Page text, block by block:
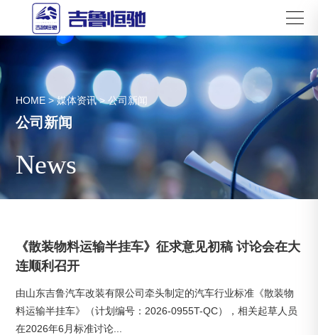
HOME >媒体资讯>公司新闻
公司新闻
News
《散装物料运输半挂车》征求意见初稿 讨论会在大
连顺利召开
由山东吉鲁汽车改装有限公司牵头制定的汽车行业标准《散装物
料运输半挂车》（计划编号：2026-0955T-QC），相关起草人员
在2026年6月标准讨论...